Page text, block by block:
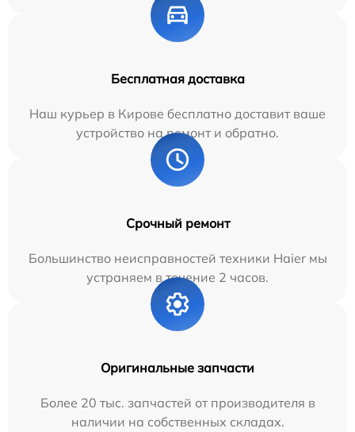
Бесплатная доставка
Наш курьер в Кирове бесплатно доставит ваше
устройство на ремонт и обратно.
Срочный ремонт
Большинство неисправностей техники Haier мы
устраняем в течение 2 часов.
Оригинальные запчасти
Более 20 тыс. запчастей от производителя в
наличии на собственных складах.